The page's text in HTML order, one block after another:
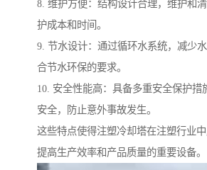
8. 维护方便：结构设计合理，维护和
护成本和时间。
9. 节水设计：通过循环水系统，减少
合节水环保的要求。
10. 安全性能高：具备多重安全保护措
安全，防止意外事故发生。
这些特点使得注塑冷却塔在注塑行业
提高生产效率和产品质量的重要设备。